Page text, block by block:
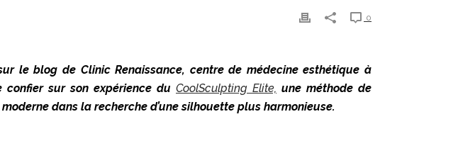
0
le blog de Clinic Renaissance, centre de médecine esthétique à
sur son expérience du CoolSculpting Elite, une méthode de
dans la recherche d’une silhouette plus harmonieuse.